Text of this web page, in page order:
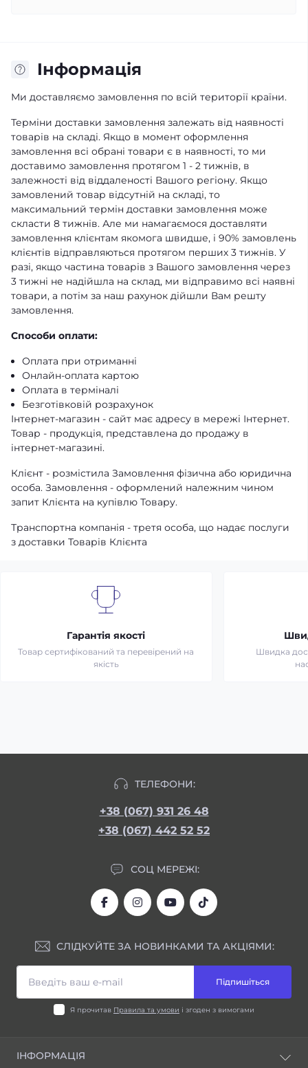
Iнформація
Ми доставляємо замовлення по всій території країни.
Терміни доставки замовлення залежать від наявності
товарів на складі. Якщо в момент оформлення
замовлення всі обрані товари є в наявності, то ми
доставимо замовлення протягом 1 - 2 тижнів, в
залежності від віддаленості Вашого регіону. Якщо
замовлений товар відсутній на складі, то
максимальний термін доставки замовлення може
скласти 8 тижнів. Але ми намагаємося доставляти
замовлення клієнтам якомога швидше, і 90% замовлень
клієнтів відправляються протягом перших 3 тижнів. У
разі, якщо частина товарів з Вашого замовлення через
3 тижні не надійшла на склад, ми відправимо всі наявні
товари, а потім за наш рахунок дійшли Вам решту
замовлення.
Способи оплати:
Оплата при отриманні
Онлайн-оплата картою
Оплата в терміналі
Безготівковій розрахунок
Інтернет-магазин - сайт має адресу в мережі Інтернет.
Товар - продукція, представлена ​​до продажу в
інтернет-магазині.
Клієнт - розмістила Замовлення фізична або юридична
особа. Замовлення - оформлений належним чином
запит Клієнта на купівлю Товару.
Транспортна компанія - третя особа, що надає послуги
з доставки Товарів Клієнта
Гарантія якості
Товар сертифікований та перевірений на
якість
Швидка
ТЕЛЕФОНИ:
+38 (067) 931 26 48
+38 (067) 442 52 52
СОЦ МЕРЕЖІ:
СЛІДКУЙТЕ ЗА НОВИНКАМИ ТА АКЦІЯМИ:
Підпишіться
Я прочитав Правила та умови і згоден з вимогами
ІНФОРМАЦІЯ